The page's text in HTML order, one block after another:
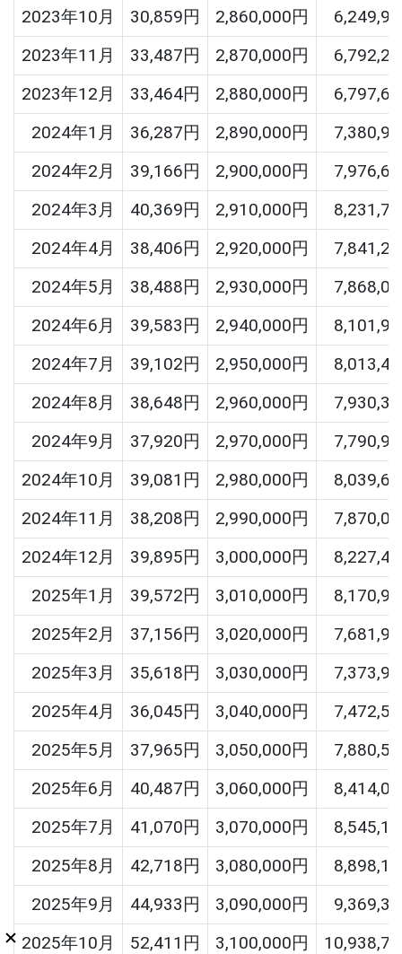
2023年10月
30,859円 2,860,000円
2023年11月
33,487円 2,870,000円
2023年12月
33,464円 2,880,000円
2024年1月
36,287円 2,890,000円
2024年2月
39,166円 2,900,000円
2024年3月
40,369円 2,910,000円
2024年4月
38,406円 2,920,000円
2024年5月
38,488円 2,930,000円
2024年6月
39,583円 2,940,000円
2024年7月
39,102円 2,950,000円
2024年8月
38,648円 2,960,000円
2024年9月
37,920円 2,970,000円
2024年10月
39,081円 2,980,000円
2024年11月
38,208円 2,990,000円
2024年12月
39,895円 3,000,000円
2025年1月
39,572円 3,010,000円
2025年2月
37,156円 3,020,000円
2025年3月
35,618円 3,030,000円
2025年4月
36,045円 3,040,000円
2025年5月
37,965円 3,050,000円
2025年6月
40,487円 3,060,000円
2025年7月
41,070円 3,070,000円
2025年8月
42,718円 3,080,000円
2025年9月
44,933円 3,090,000円
2025年10月
52,411円 3,100,000円